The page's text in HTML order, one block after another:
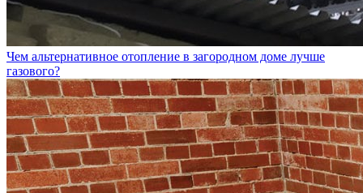
Чем альтернативное отопление в загородном доме лучше
газового?